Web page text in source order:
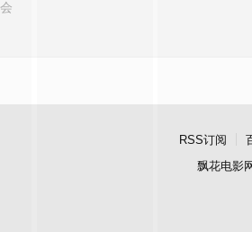
RSS订阅
飘花电影